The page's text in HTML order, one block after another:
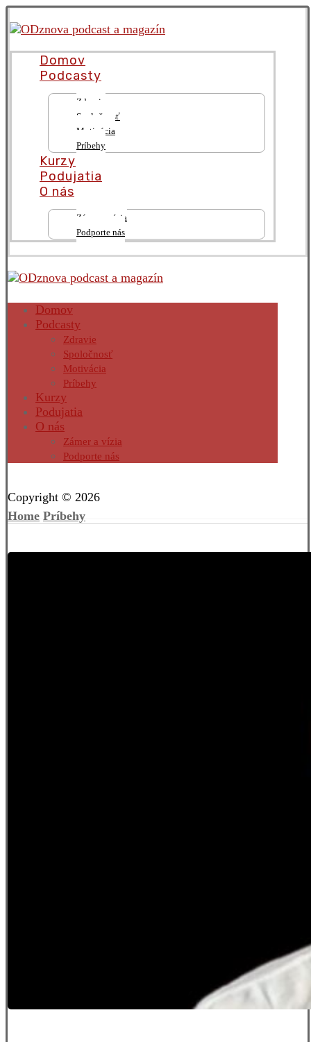
Domov
Podcasty
Zdravie
Spoločnosť
Motivácia
Príbehy
Kurzy
Podujatia
O nás
Zámer a vízia
Podporte nás
Domov
Podcasty
Zdravie
Spoločnosť
Motivácia
Príbehy
Kurzy
Podujatia
O nás
Zámer a vízia
Podporte nás
Copyright © 2026
Home Príbehy